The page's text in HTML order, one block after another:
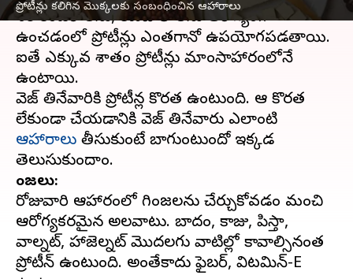
ప్రోటీన్లు కలిగిన మొక్కలకు సంబంధించిన ఆహారాలు
శరీర కండరాలను, కణజాలాలను ఆరోగ్యంగా
ఉంచడంలో ప్రోటీన్లు ఎంతగానో ఉపయోగపడతాయి.
ఐతే ఎక్కువ శాతం ప్రోటీన్లు మాంసాహారంలోనే
ఉంటాయి.
వెజ్ తినేవారికి ప్రోటీన్ల కొరత ఉంటుంది. ఆ కొరత
లేకుండా చేయడానికి వెజ్ తినేవారు ఎలాంటి
ఆహారాలు తీసుకుంటే బాగుంటుందో ఇక్కడ
గింజలు:
రోజువారి ఆహారంలో గింజలను చేర్చుకోవడం మంచి
ఆరోగ్యకరమైన అలవాటు. బాదం, కాజు, పిస్తా,
వాల్నట్, హాజెల్నట్ మొదలగు వాటిల్లో కావాల్సినంత
ప్రోటీన్ ఉంటుంది. అంతేకాదు ఫైబర్, విటమిన్-E